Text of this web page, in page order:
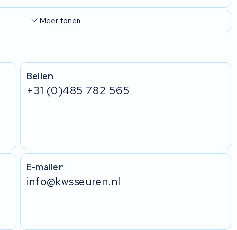
Meer tonen
Bellen
+31 (0)485 782 565
E-mailen
info@kwsseuren.nl